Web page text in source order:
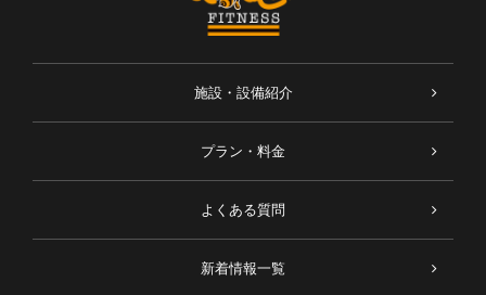
施設・設備紹介
プラン・料金
よくある質問
新着情報一覧